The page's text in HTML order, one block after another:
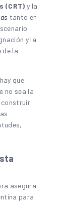
(CRT) y la
tanto en
y la
de la
que
no sea la
construir
asegura
para